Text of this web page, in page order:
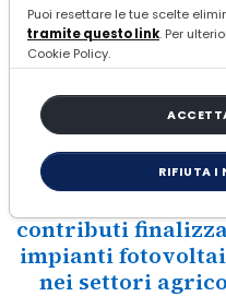
PNRR -
Sportello:
contributi
impianti
nei settori
Puoi resettare le tue scelte
tramite questo link. Per
Cookie Policy.
RIFIUTA I